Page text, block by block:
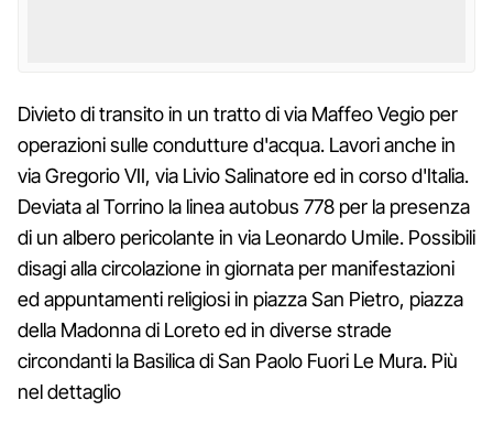
Divieto di transito in un tratto di via Maffeo Vegio per
operazioni sulle condutture d'acqua. Lavori anche in
via Gregorio VII, via Livio Salinatore ed in corso d'Italia.
Deviata al Torrino la linea autobus 778 per la presenza
di un albero pericolante in via Leonardo Umile. Possibili
disagi alla circolazione in giornata per manifestazioni
ed appuntamenti religiosi in piazza San Pietro, piazza
della Madonna di Loreto ed in diverse strade
circondanti la Basilica di San Paolo Fuori Le Mura. Più
nel dettaglio